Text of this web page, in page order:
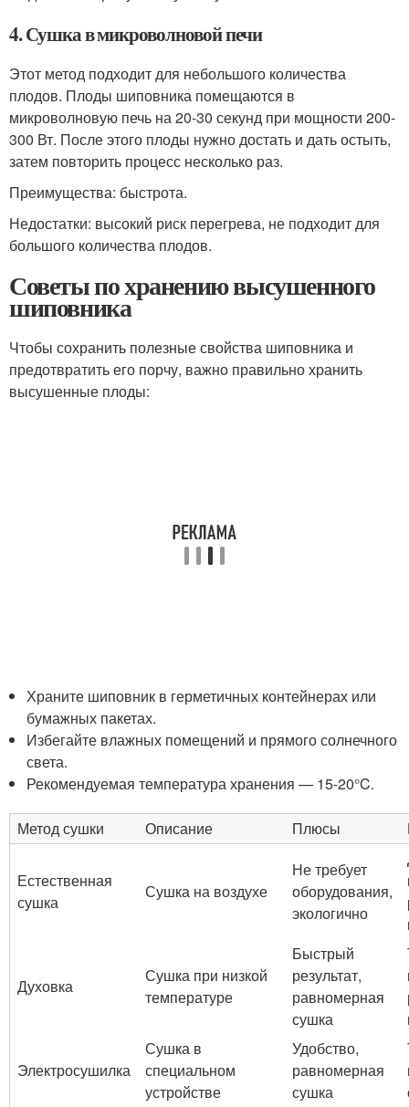
4. Сушка в микроволновой печи
Этот метод подходит для небольшого количества
плодов. Плоды шиповника помещаются в
микроволновую печь на 20-30 секунд при мощности 200-
300 Вт. После этого плоды нужно достать и дать остыть,
затем повторить процесс несколько раз.
Преимущества: быстрота.
Недостатки: высокий риск перегрева, не подходит для
большого количества плодов.
Советы по хранению высушенного
шиповника
Чтобы сохранить полезные свойства шиповника и
предотвратить его порчу, важно правильно хранить
высушенные плоды:
Храните шиповник в герметичных контейнерах или
бумажных пакетах.
Избегайте влажных помещений и прямого солнечного
света.
Рекомендуемая температура хранения — 15-20°C.
Метод сушки Описание Плюсы
Естественная
сушка
Сушка на воздухе
Не требует
оборудования,
экологично
Духовка
Сушка при низкой
температуре
Быстрый
результат,
равномерная
сушка
Электросушилка
Сушка в
специальном
устройстве
Удобство,
равномерная
сушка